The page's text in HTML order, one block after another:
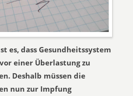
es, dass Gesundheitssystem
einer Überlastung zu
Deshalb müssen die
nun zur Impfung